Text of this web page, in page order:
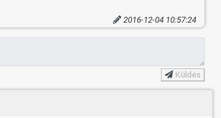
2016-12-04 10:57:24
Küldés